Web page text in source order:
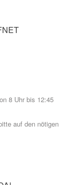
8 Uhr bis 12:45
auf den nötigen